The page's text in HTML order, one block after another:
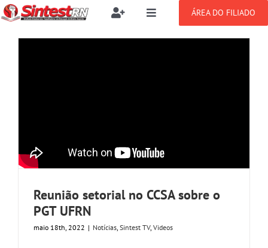
Ir
para
Toggle
Buscar
Setor jurídico
Toggle
CONGRESSOS
GREVE
ÁREA DO FILIADO
Reunião setorial no CCSA sobre o
PGT UFRN
maio 18th, 2022 | Notícias, Sintest TV, Videos